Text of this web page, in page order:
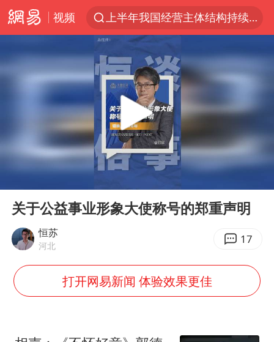
视频
上半年我国经营主体结构持续优化
《披荆斩棘2026》阵容官宣
白海豚北上或致京津冀暴雨
10余省份将出现强风雨 局地特大暴雨
国足U17与阿森纳决赛取消 并列冠军
构建更高水平的全民健身公共服务体系
新疆一婚礼线上邀请引热议
世界第1特鲁姆普斯诺克中国赛一轮游
Play
关于公益事业形象大使称号的郑重声明
恒苏
河北 17
打开网易新闻 体验效果更佳